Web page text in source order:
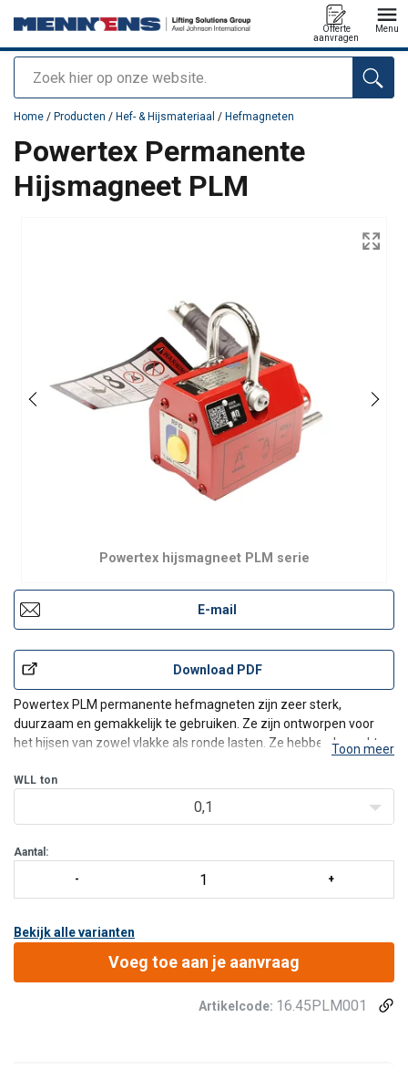
Zoeken
Offerte
aanvragen
Menu
toegevoegd aan uw offerte
Home / Producten / Hef- & Hijsmateriaal / Hefmagneten
Powertex Permanente
Hijsmagneet PLM
Powertex hijsmagneet PLM serie
E-mail
Download PDF
Powertex PLM permanente hefmagneten zijn zeer sterk,
duurzaam en gemakkelijk te gebruiken. Ze zijn ontworpen voor
het hijsen van zowel vlakke als ronde lasten. Ze hebben beperkt
behouden. De PLM hijsmagneten zijn zeer krachtig in verhoudin
Toon meer
WLL ton
0,1
Aantal:
Bekijk alle varianten
Voeg toe aan je aanvraag
Artikelcode: 16.45PLM001